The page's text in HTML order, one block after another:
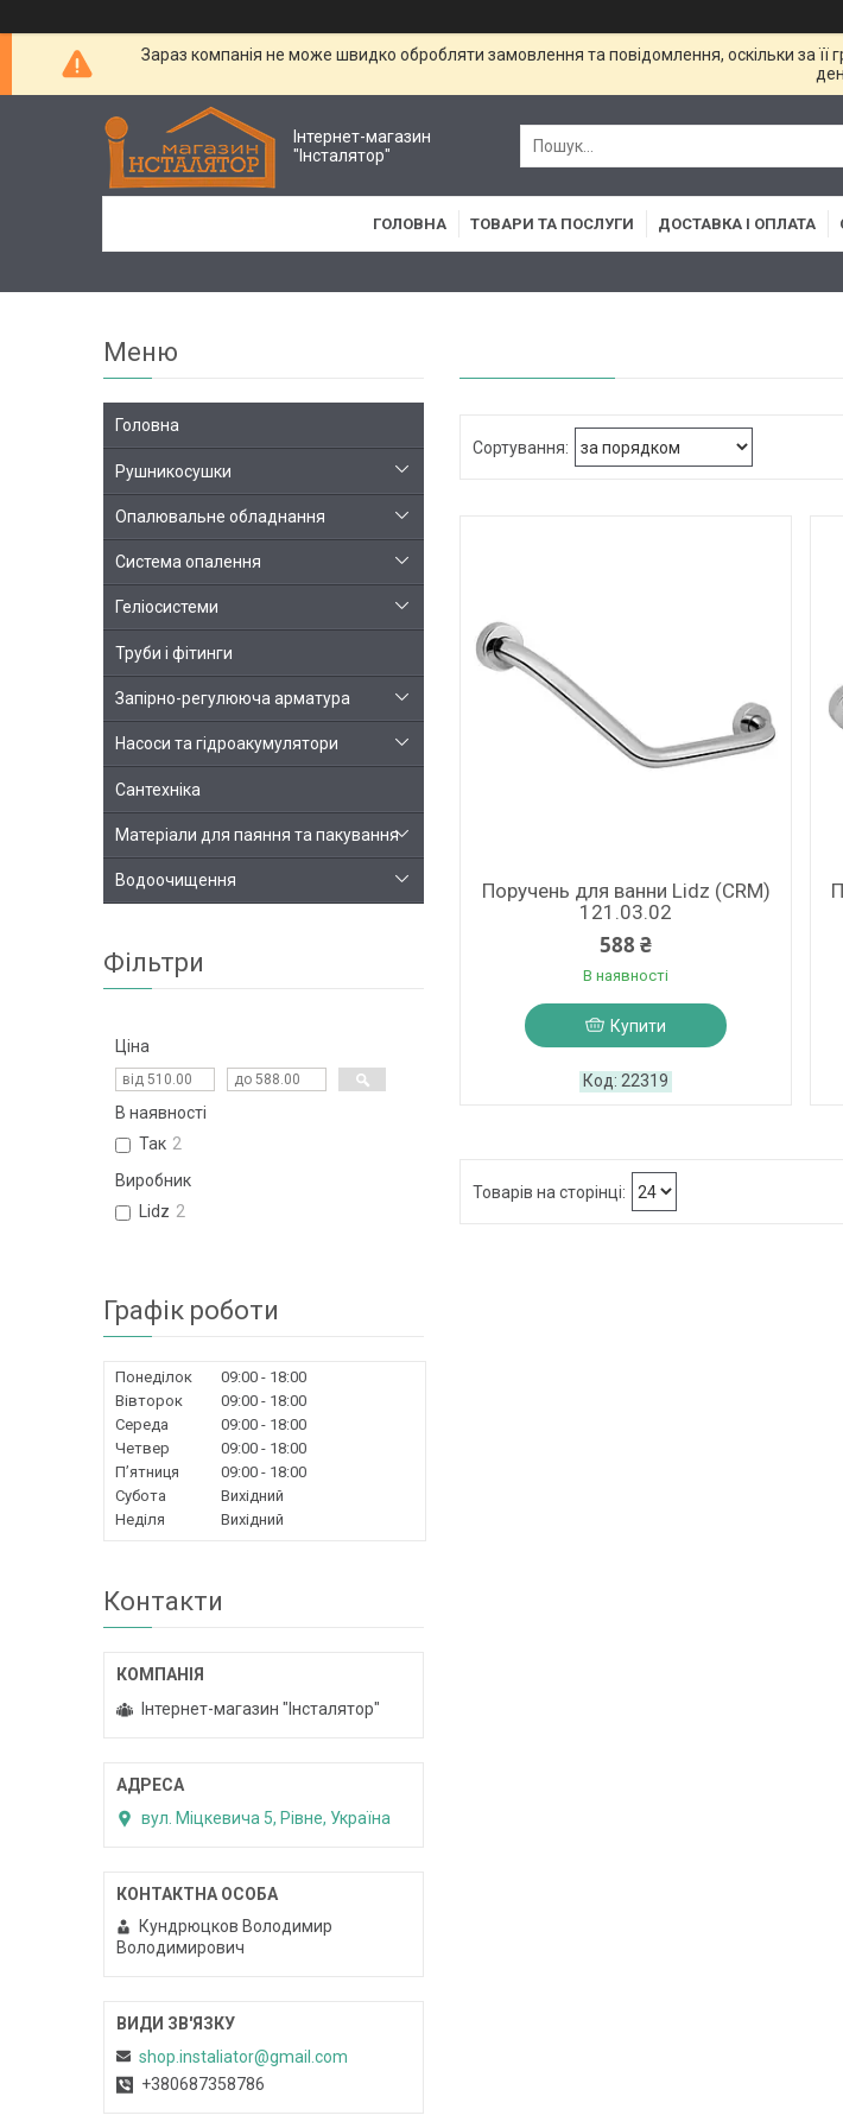
Зараз компанія не може швидко обробляти замовлення та повідомлення, оскільки за
Інтернет-магазин
"Інсталятор"
ГОЛОВНА ТОВАРИ ТА ПОСЛУГИ ДОСТАВКА І ОПЛАТА
Поручень для ванни Lidz (CRM)
121.03.02
588 ₴
В наявності
Купити
22319
Головна
Рушникосушки
Опалювальне обладнання
Система опалення
Геліосистеми
Труби і фітинги
Запірно-регулююча арматура
Насоси та гідроакумулятори
Сантехніка
Матеріали для паяння та пакування
Водоочищення
Фільтри
Ціна
В наявності
Так 2
Виробник
Lidz 2
Графік роботи
Понеділок 09:00
18:00
Вівторок
09:00
18:00
Середа
09:00
18:00
Четвер
09:00
18:00
Пʼятниця
09:00
18:00
Субота
Вихідний
Неділя
Вихідний
Контакти
Інтернет-магазин "Інсталятор"
вул. Міцкевича 5, Рівне, Україна
Кундрюцков Володимир
Володимирович
shop.instaliator@gmail.com
+380687358786